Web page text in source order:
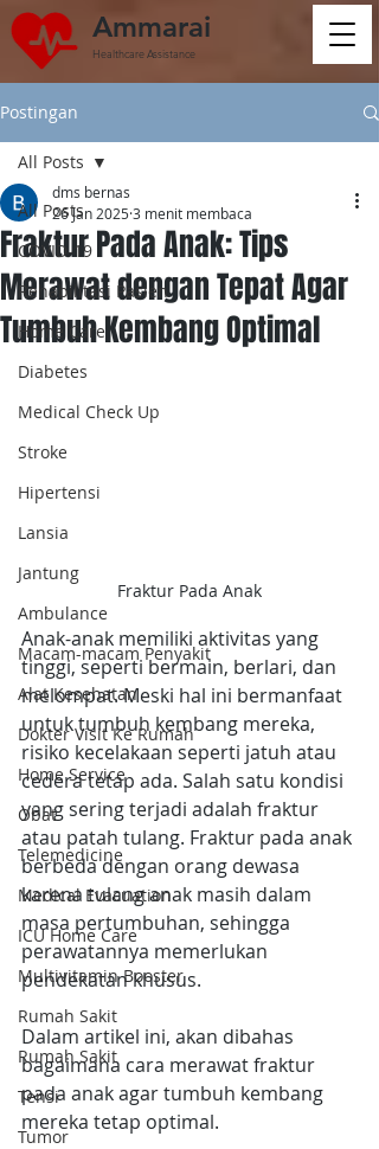
Ammarai
Healthcare Assistance
Postingan
All Posts
COVID-19
Rehabilitasi Pasien
Home Care
Diabetes
Medical Check Up
Stroke
Hipertensi
Lansia
Jantung
Ambulance
Macam-macam Penyakit
Alat Kesehatan
Dokter Visit Ke Rumah
Home Service
Obat
Telemedicine
Medical Evacuation
ICU Home Care
Multivitamin Booster
Rumah Sakit
Rumah Sakit
Tensi
Tumor
All Posts
Fraktur Pada Anak: Tips
Merawat dengan Tepat Agar
Tumbuh Kembang Optimal
dms bernas
26 Jan 20253 menit membaca
Fraktur Pada Anak
Anak-anak memiliki aktivitas yang
tinggi, seperti bermain, berlari, dan
melompat. Meski hal ini bermanfaat
untuk tumbuh kembang mereka,
risiko kecelakaan seperti jatuh atau
cedera tetap ada. Salah satu kondisi
yang sering terjadi adalah fraktur
atau patah tulang. Fraktur pada anak
berbeda dengan orang dewasa
karena tulang anak masih dalam
masa pertumbuhan, sehingga
perawatannya memerlukan
pendekatan khusus.
Dalam artikel ini, akan dibahas
bagaimana cara merawat fraktur
pada anak agar tumbuh kembang
mereka tetap optimal.